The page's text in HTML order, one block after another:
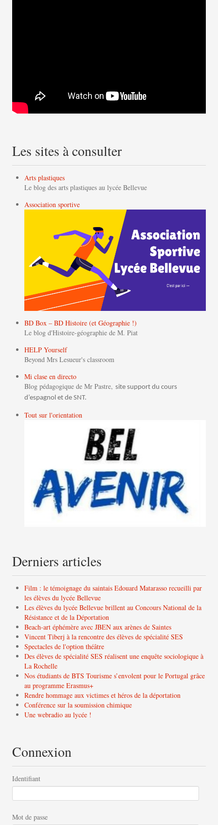
Les sites à consulter
Arts plastiques
Le blog des arts plastiques au lycée Bellevue
Association sportive
BD Box – BD Histoire (et Géographie !)
Le blog d'Histoire-géographie de M. Piat
HELP Yourself
Beyond Mrs Lesueur's classroom
Mi clase en directo
Blog pédagogique de Mr Pastre, site support du cours
d’espagnol et de SNT.
Tout sur l'orientation
Derniers articles
Film : le témoignage du saintais Edouard Matarasso recueilli par
les élèves du lycée Bellevue
Les élèves du lycée Bellevue brillent au Concours National de la
Résistance et de la Déportation
Beach-art éphémère avec JBEN aux arènes de Saintes
Vincent Tiberj à la rencontre des élèves de spécialité SES
Spectacles de l'option théâtre
Des élèves de spécialité SES réalisent une enquête sociologique à
La Rochelle
Nos étudiants de BTS Tourisme s’envolent pour le Portugal grâce
au programme Erasmus+
Rendre hommage aux victimes et héros de la déportation
Conférence sur la soumission chimique
Une webradio au lycée !
Connexion
Identifiant
Mot de passe